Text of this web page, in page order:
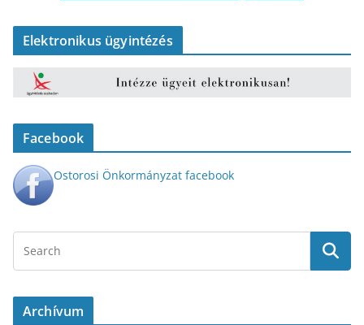
Elektronikus ügyintézés
Facebook
Ostorosi Önkormányzat facebook
Archívum